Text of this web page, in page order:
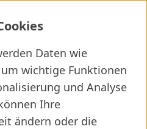
Daten wie
wichtige Funktionen
und Analyse
Ihre
ändern oder die